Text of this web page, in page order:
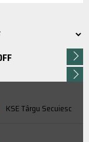
KSE Târgu Secuiesc